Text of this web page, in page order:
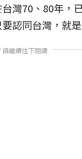
灣70、80年，
認同台灣，就是
請繼續往下閱讀